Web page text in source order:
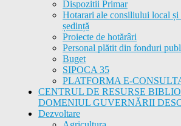
Dispozitii Primar
Hotarari ale consiliului local și
ședință
Proiecte de hotărâri
Personal plătit din fonduri
Buget
SIPOCA 35
PLATFORMA E-
CENTRUL DE RESURSE
DOMENIUL GUVERNĂRII
Dezvoltare